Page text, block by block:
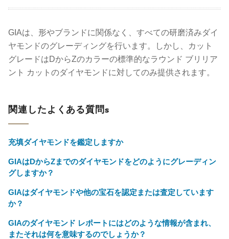
GIAは、形やブランドに関係なく、すべての研磨済みダイ
ヤモンドのグレーディングを行います。しかし、カット
グレードはDからZのカラーの標準的なラウンド ブリリア
ント カットのダイヤモンドに対してのみ提供されます。
関連したよくある質問s
充填ダイヤモンドを鑑定しますか
GIAはDからZまでのダイヤモンドをどのようにグレーディン
グしますか？
GIAはダイヤモンドや他の宝石を認定または査定しています
か？
GIAのダイヤモンド レポートにはどのような情報が含まれ、
またそれは何を意味するのでしょうか？